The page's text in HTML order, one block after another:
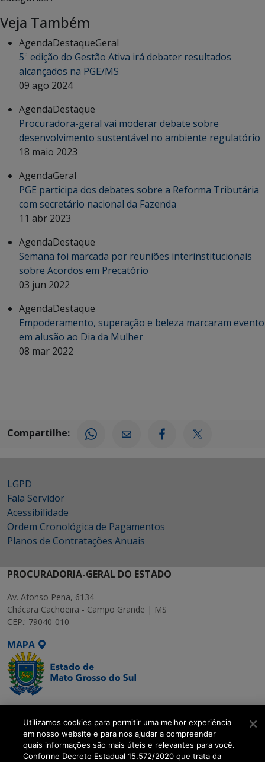
Veja Também
AgendaDestaqueGeral
5ª edição do Gestão Ativa irá debater resultados
alcançados na PGE/MS
09 ago 2024
AgendaDestaque
Procuradora-geral vai moderar debate sobre
desenvolvimento sustentável no ambiente regulatório
18 maio 2023
AgendaGeral
PGE participa dos debates sobre a Reforma Tributária
com secretário nacional da Fazenda
11 abr 2023
AgendaDestaque
Semana foi marcada por reuniões interinstitucionais
sobre Acordos em Precatório
03 jun 2022
AgendaDestaque
Empoderamento, superação e beleza marcaram evento
em alusão ao Dia da Mulher
08 mar 2022
Compartilhe:
LGPD
Fala Servidor
Acessibilidade
Ordem Cronológica de Pagamentos
Planos de Contratações Anuais
PROCURADORIA-GERAL DO ESTADO
Av. Afonso Pena, 6134
Chácara Cachoeira - Campo Grande | MS
CEP.: 79040-010
MAPA
SETDIG | Secretaria-
Executiva de
Transformação Digital
Utilizamos cookies para permitir uma melhor experiência
em nosso website e para nos ajudar a compreender
quais informações são mais úteis e relevantes para você.
Conforme Decreto Estadual 15.572/2020 que trata da